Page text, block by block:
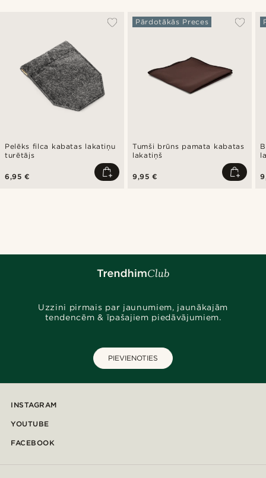
Pelēks filca kabatas lakatiņu
turētājs
6,95 €
Tumši brūns pamata kabatas
lakatiņš
Pārdotākās Preces
9,95 €
Uzzini pirmais par jaunumiem, jaunākajām
tendencēm & īpašajiem piedāvājumiem.
PIEVIENOTIES
INSTAGRAM
YOUTUBE
FACEBOOK